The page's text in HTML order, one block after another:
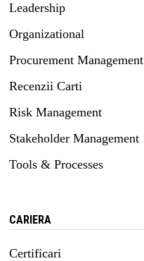
Leadership
Organizational
Procurement Management
Recenzii Carti
Risk Management
Stakeholder Management
Tools & Processes
CARIERA
Certificari